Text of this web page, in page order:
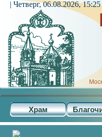
Храм
| Четверг, 06.08.2026, 15:25